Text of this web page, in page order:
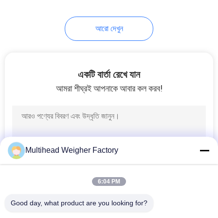
ওজন ও ভরাট মেশিন
গ্রানুল ফিলিং মেশিন
আরো দেখুন
একটি বার্তা রেখে যান
আমরা শীঘ্রই আপনাকে আবার কল করব!
Multihead Weigher Factory
6:04 PM
Good day, what product are you looking for?